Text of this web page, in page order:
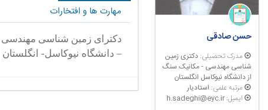
حسن صادقی
مدرک تحصیلی: دکتری زمین
شناسی مهندسی - مکانیک سنگ
از دانشگاه نیوکاسل انگلستان
مرتبه علمی: استادیار
ایمیل: h.sadeghi@eyc.ir
مهارت ها و افتخارات
دكترای زمین شناسی مهندسی
–دانشگاه نیوكاسل- انگلستان